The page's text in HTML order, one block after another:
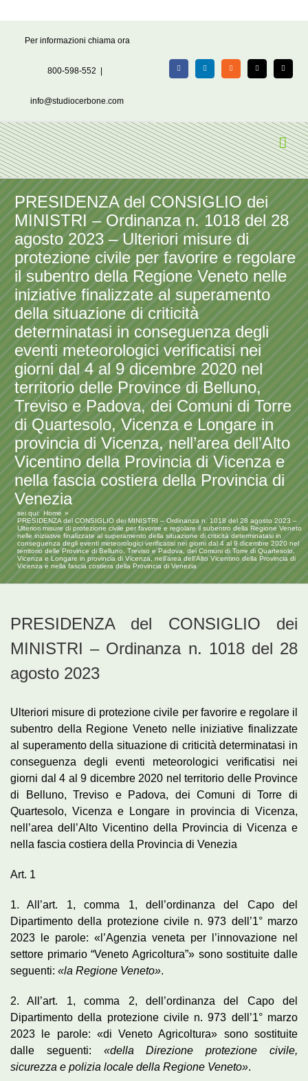
Per informazioni chiama ora
800-598-552
info@studiocerbone.com
FacebookLinkedIn Rss X Email
PRESIDENZA del CONSIGLIO dei
MINISTRI – Ordinanza n. 1018 del 28
agosto 2023 – Ulteriori misure di
protezione civile per favorire e regolare
il subentro della Regione Veneto nelle
iniziative finalizzate al superamento
della situazione di criticità
determinatasi in conseguenza degli
eventi meteorologici verificatisi nei
giorni dal 4 al 9 dicembre 2020 nel
territorio delle Province di Belluno,
Treviso e Padova, dei Comuni di Torre
di Quartesolo, Vicenza e Longare in
provincia di Vicenza, nell’area dell’Alto
Vicentino della Provincia di Vicenza e
nella fascia costiera della Provincia di
Venezia
sei qui: Home
PRESIDENZA del CONSIGLIO dei MINISTRI – Ordinanza n. 1018 del 28 agosto 2023 –
Ulteriori misure di protezione civile per favorire e regolare il subentro della Regione Veneto
nelle iniziative finalizzate al superamento della situazione di criticità determinatasi in
conseguenza degli eventi meteorologici verificatisi nei giorni dal 4 al 9 dicembre 2020 nel
territorio delle Province di Belluno, Treviso e Padova, dei Comuni di Torre di Quartesolo,
Vicenza e Longare in provincia di Vicenza, nell’area dell’Alto Vicentino della Provincia di
Vicenza e nella fascia costiera della Provincia di Venezia
PRESIDENZA del CONSIGLIO dei
MINISTRI – Ordinanza n. 1018 del 28
agosto 2023
Ulteriori misure di protezione civile per favorire e regolare il
subentro della Regione Veneto nelle iniziative finalizzate
al superamento della situazione di criticità determinatasi in
conseguenza degli eventi meteorologici verificatisi nei
giorni dal 4 al 9 dicembre 2020 nel territorio delle Province
di Belluno, Treviso e Padova, dei Comuni di Torre di
Quartesolo, Vicenza e Longare in provincia di Vicenza,
nell’area dell’Alto Vicentino della Provincia di Vicenza e
nella fascia costiera della Provincia di Venezia
Art. 1
1. All’art. 1, comma 1, dell’ordinanza del Capo del
Dipartimento della protezione civile n. 973 dell’1° marzo
2023 le parole: «l’Agenzia veneta per l’innovazione nel
settore primario “Veneto Agricoltura”» sono sostituite dalle
seguenti: «la Regione Veneto».
2. All’art. 1, comma 2, dell’ordinanza del Capo del
Dipartimento della protezione civile n. 973 dell’1° marzo
2023 le parole: «di Veneto Agricoltura» sono sostituite
dalle seguenti: «della Direzione protezione civile,
sicurezza e polizia locale della Regione Veneto».